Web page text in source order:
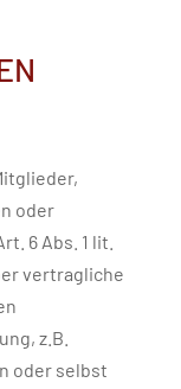
L
oder
6 Abs. 1 lit.
vertragliche
z.B.
oder selbst